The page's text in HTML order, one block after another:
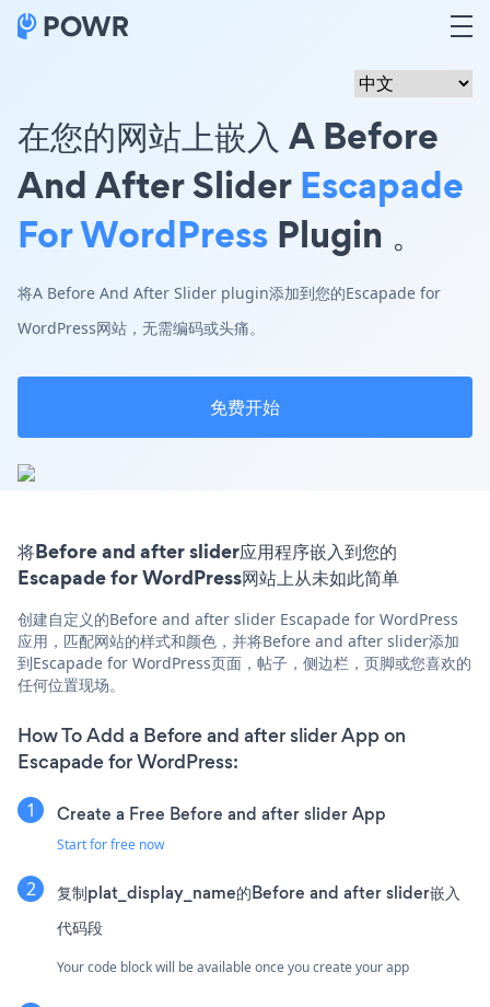
在您的网站上嵌入 A Before
And After SliderEscapade
For WordPress Plugin 。
将A Before And After Slider plugin添加到您的Escapade for
WordPress网站，无需编码或头痛。
免费开始
将Before and after slider应用程序嵌入到您的
Escapade for WordPress网站上从未如此简单
创建自定义的Before and after slider Escapade for WordPress
应用，匹配网站的样式和颜色，并将Before and after slider添加
到Escapade for WordPress页面，帖子，侧边栏，页脚或您喜欢的
任何位置现场。
How To Add a Before and after slider App on
Escapade for WordPress:
Create a Free Before and after slider App
Start for free now
复制plat_display_name的Before and after slider嵌入
代码段
Your code block will be available once you create your app